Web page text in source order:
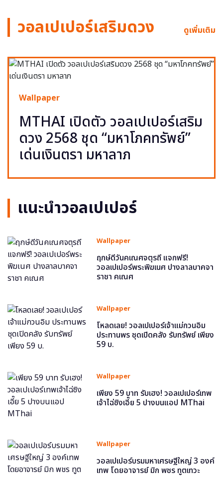
วอลเปเปอร์เสริมดวง ดูเพิ่มเติม
Wallpaper
MTHAI เปิดตัว วอลเปเปอร์เสริม
ดวง 2568 ชุด “มหาโภคทรัพย์”
เด่นเงินตรา มหาลาภ
แนะนำวอลเปเปอร์
Wallpaper
ฤกษ์ดีวันคเณศจตุรถี แจกฟรี!
วอลเปเปอร์พระพิฆเนศ ปางลาลบาคจา
ราชา คเณศ
Wallpaper
โหลดเลย! วอลเปเปอร์เจ้าแม่กวนอิม
ประทานพร ชุดเปิดคลัง รับทรัพย์ เพียง
59 บ.
Wallpaper
เพียง 59 บาท รับเฮง! วอลเปเปอร์เทพ
เจ้าไฉ่ซิงเอี๊ย 5 ปางบนแอป MThai
Wallpaper
วอลเปเปอร์บรมมหาเศรษฐีใหญ่ 3 องค์
เทพ โดยอาจารย์ มิก พชร ทูตเทวะ